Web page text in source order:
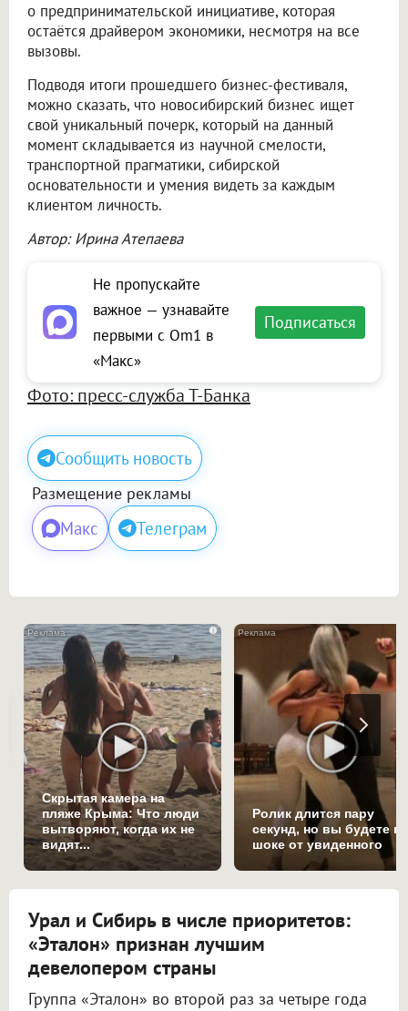
о предпринимательской инициативе, которая
остаётся драйвером экономики, несмотря на все
вызовы.
Подводя итоги прошедшего бизнес-фестиваля,
можно сказать, что новосибирский бизнес ищет
свой уникальный почерк, который на данный
момент складывается из научной смелости,
транспортной прагматики, сибирской
основательности и умения видеть за каждым
клиентом личность.
Автор: Ирина Атепаева
Не пропускайте
важное — узнавайте
первыми с Om1 в
«Макс»
Подписаться
Фото: пресс-служба Т-Банка
Сообщить новость
Размещение рекламы
Макс Телеграм
i
Скрытая камера на
пляже Крыма: Что люди
вытворяют, когда их не
видят...
Ролик длится пару
секунд, но вы будете в
шоке от увиденного
Урал и Сибирь в числе приоритетов:
«Эталон» признан лучшим
девелопером страны
Группа «Эталон» во второй раз за четыре года